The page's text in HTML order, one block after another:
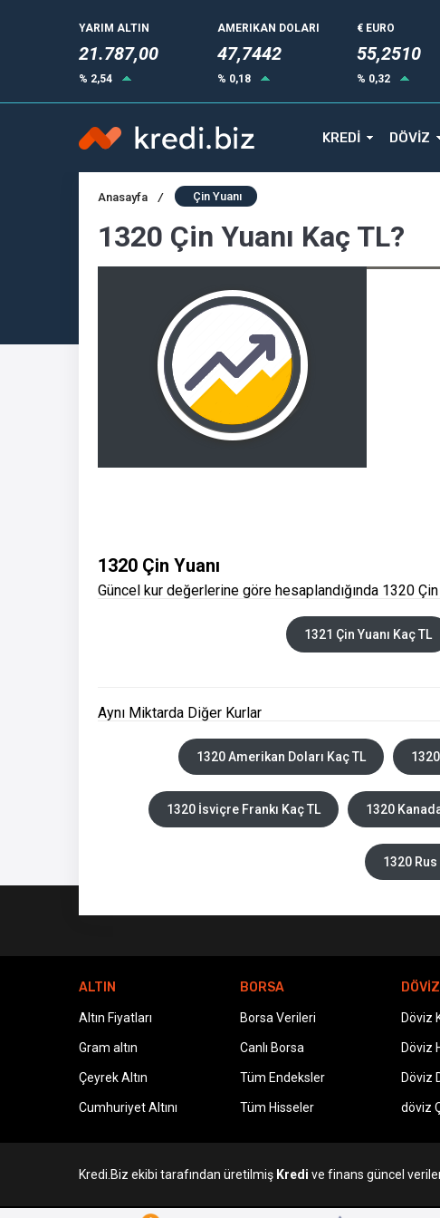
YARIM ALTIN
21.787,00
% 2,54
AMERIKAN DOLARI
47,7442
% 0,18
€ EURO
55,2511
% 0,32
KREDİ DÖVİZ
Anasayfa / Çin Yuanı
1320 Çin Yuanı Kaç TL?
1320 Çin Yuanı
Güncel kur değerlerine göre hesaplandığında 1320 Çin
1321 Çin Yuanı Kaç TL
Aynı Miktarda Diğer Kurlar
1320 Amerikan Doları Kaç TL
1320 İsviçre Frankı Kaç TL 1320
1320
ALTIN
Altın Fiyatları
Gram altın
Çeyrek Altın
Cumhuriyet Altını
BORSA
Borsa Verileri
Canlı Borsa
Tüm Endeksler
Tüm Hisseler
DÖVİZ
Döviz
Döviz
Döviz
döviz
Kredi.Biz ekibi tarafından üretilmiş Kredi ve finans güncel